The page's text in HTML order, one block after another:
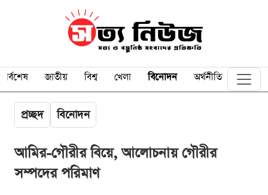
সর্বশেষ জাতীয় বিশ্ব খেলা বিনোদন অর্থনীতি
প্রচ্ছদ বিনোদন
আমির-গৌরীর বিয়ে, আলোচনায় গৌরীর
সম্পদের পরিমাণ